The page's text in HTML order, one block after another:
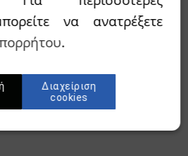
να ανατρέξετε
.
Διαχείριση
cookies